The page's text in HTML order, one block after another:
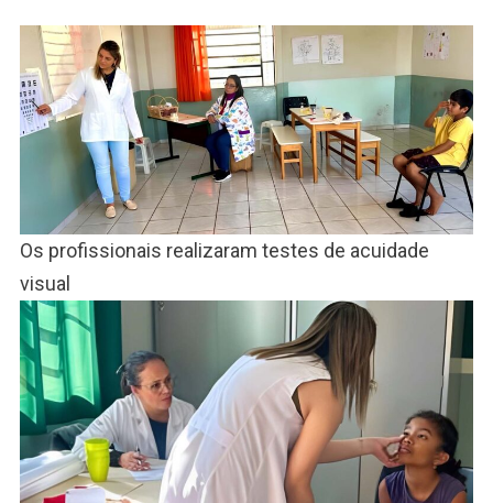
Os profissionais realizaram testes de acuidade
visual